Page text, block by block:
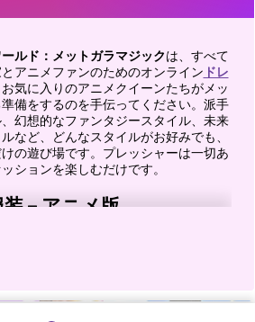
ルド：メットガラマジックは、すべて
アニメファンのためのオンライン ドレ
気に入りのアニメクイーンたちがメッ
備をするのを手伝ってください。派手
幻想的なファンタジースタイル、未来
など、どんなスタイルがお好みでも、
の遊び場です。プレッシャーは一切あ
ションを楽しむだけです。
装 – アニメ版
ールドレス、そしてきらびやかなメイ
、彼女たちをスタイリングするのはあ
魅力的な#ビ